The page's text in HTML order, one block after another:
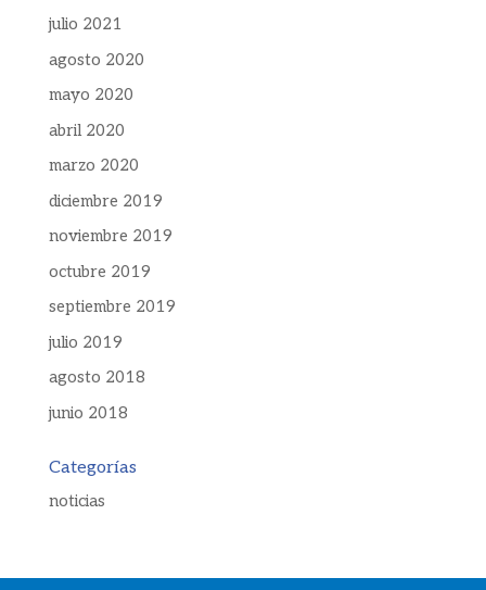
julio 2021
agosto 2020
mayo 2020
abril 2020
marzo 2020
diciembre 2019
noviembre 2019
octubre 2019
septiembre 2019
julio 2019
agosto 2018
junio 2018
Categorías
noticias